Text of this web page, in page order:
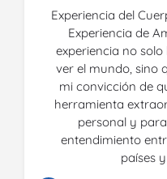
Experiencia del
Experiencia de
experiencia no
ver el mundo, sino
mi convicción de
herramienta
personal y
entendimiento
países